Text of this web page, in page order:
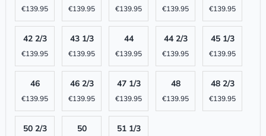
€139.95 €139.95 €139.95 €139.95 €139.95
42 2/3
€139.95
43 1/3
€139.95
44
€139.95
44 2/3
€139.95
45 1/3
€139.95
46
€139.95
46 2/3
€139.95
47 1/3
€139.95
48
€139.95
48 2/3
€139.95
50 2/3 50 51 1/3